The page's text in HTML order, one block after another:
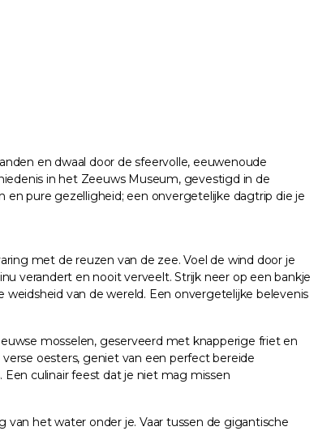
en dwaal door de sfeervolle, eeuwenoude
in het Zeeuws Museum, gevestigd in de
en pure gezelligheid; een onvergetelijke dagtrip die je
met de reuzen van de zee. Voel de wind door je
verandert en nooit verveelt. Strijk neer op een bankje
van de wereld. Een onvergetelijke belevenis
mosselen, geserveerd met knapperige friet en
oesters, geniet van een perfect bereide
culinair feest dat je niet mag missen
het water onder je. Vaar tussen de gigantische